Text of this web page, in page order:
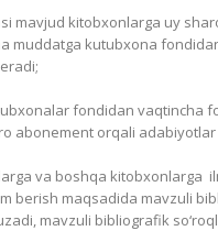
mavjud kitobxonlarga uy
muddatga kutubxona
fondidan vaqtincha
abonement orqali adabiyotlar
va boshqa kitobxonlarga
berish maqsadida mavzuli
mavzuli bibliografik